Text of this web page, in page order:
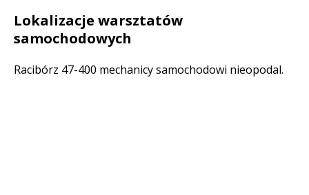
Lokalizacje warsztatów
samochodowych
Racibórz 47-400 mechanicy samochodowi nieopodal.